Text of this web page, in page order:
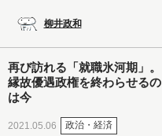
柳井政和
再び訪れる「就職氷河期」。
縁故優遇政権を終わらせるの
は今
2021.05.06 政治・経済